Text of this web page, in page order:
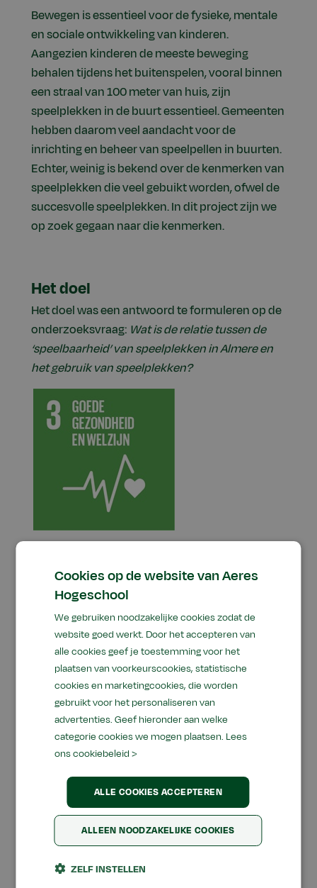
Bewegen is essentieel voor de fysieke, mentale
en sociale ontwikkeling van kinderen.
Aangezien kinderen de meeste beweging
behalen tijdens het buitenspelen, vooral binnen
een straal van 100 meter van huis, zijn
speelplekken in de buurt essentieel. Gemeenten
hebben daarom veel aandacht voor de
inrichting en beheer van speelpellen in buurten.
Echter, weinig is bekend over de kenmerken van
speelplekken die veel gebuikt worden, ofwel de
succesvolle speelplekken. In dit project zijn we
op zoek gegaan naar die kenmerken.
Het doel
Het doel was een antwoord te formuleren op de
onderzoeksvraag: Wat is de relatie tussen de
‘speelbaarheid’ van speelplekken in Almere en
het gebruik van speelplekken?
Aeres Hogeschool staat midden in de
samenleving. Een samenleving die complex is,
veel uitdagingen kent en ambities heeft. Om aan
die samenleving bij te dragen, sluiten wij aan bij
Sustainable Development Goals (SDG’s),
ontwikkelingsdoelen die van de wereld in 2030
een betere plek willen maken door aandacht te
vragen voor mensenrechten, economische
Cookies op de website van Aeres
Hogeschool
We gebruiken noodzakelijke cookies zodat de
website goed werkt. Door het accepteren van
alle cookies geef je toestemming voor het
plaatsen van voorkeurscookies, statistische
cookies en marketingcookies, die worden
gebruikt voor het personaliseren van
advertenties. Geef hieronder aan welke
categorie cookies we mogen plaatsen. Lees
ons cookiebeleid >
ALLE COOKIES ACCEPTEREN
ALLEEN NOODZAKELIJKE COOKIES
ZELF INSTELLEN